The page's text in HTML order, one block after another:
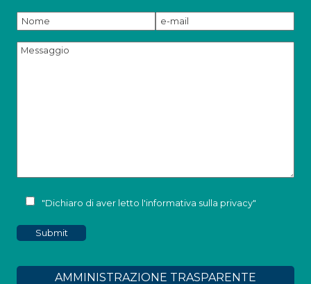
"Dichiaro di aver letto l'informativa sulla privacy"
AMMINISTRAZIONE TRASPARENTE